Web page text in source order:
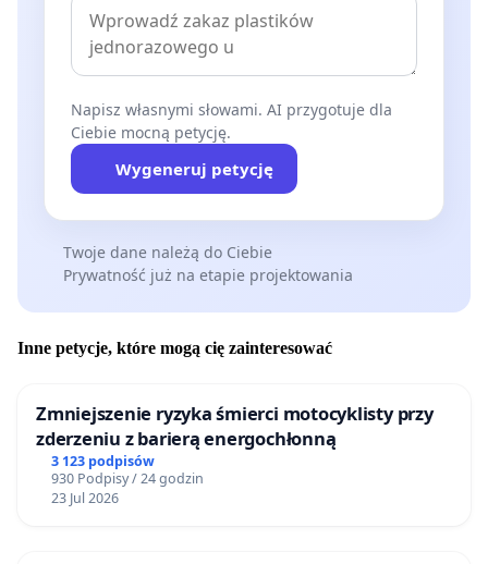
Napisz własnymi słowami. AI przygotuje dla
Ciebie mocną petycję.
Wygeneruj petycję
Twoje dane należą do Ciebie
Prywatność już na etapie projektowania
Inne petycje, które mogą cię zainteresować
Zmniejszenie ryzyka śmierci motocyklisty przy
zderzeniu z barierą energochłonną
3 123 podpisów
930 Podpisy / 24 godzin
23 Jul 2026